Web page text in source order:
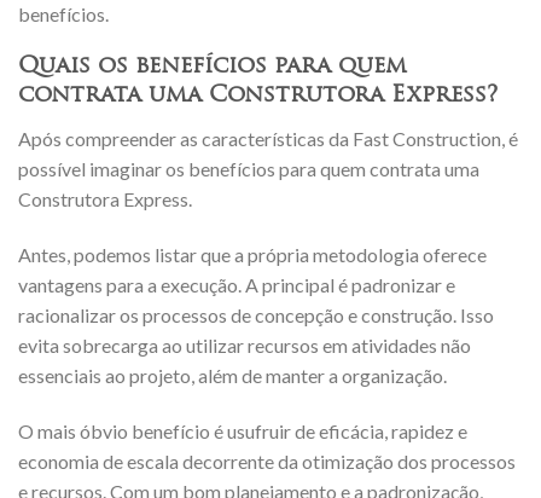
benefícios.
Quais os benefícios para quem
contrata uma Construtora Express?
Após compreender as características da Fast Construction, é
possível imaginar os benefícios para quem contrata uma
Construtora Express.
Antes, podemos listar que a própria metodologia oferece
vantagens para a execução. A principal é padronizar e
racionalizar os processos de concepção e construção. Isso
evita sobrecarga ao utilizar recursos em atividades não
essenciais ao projeto, além de manter a organização.
O mais óbvio benefício é usufruir de eficácia, rapidez e
economia de escala decorrente da otimização dos processos
e recursos. Com um bom planejamento e a padronização,